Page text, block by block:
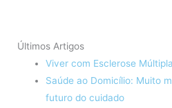
Últimos Artigos
Viver com Esclerose Múltipla
Saúde ao Domicílio: Muito
futuro do cuidado